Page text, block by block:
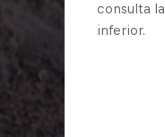
consulta la
inferior.